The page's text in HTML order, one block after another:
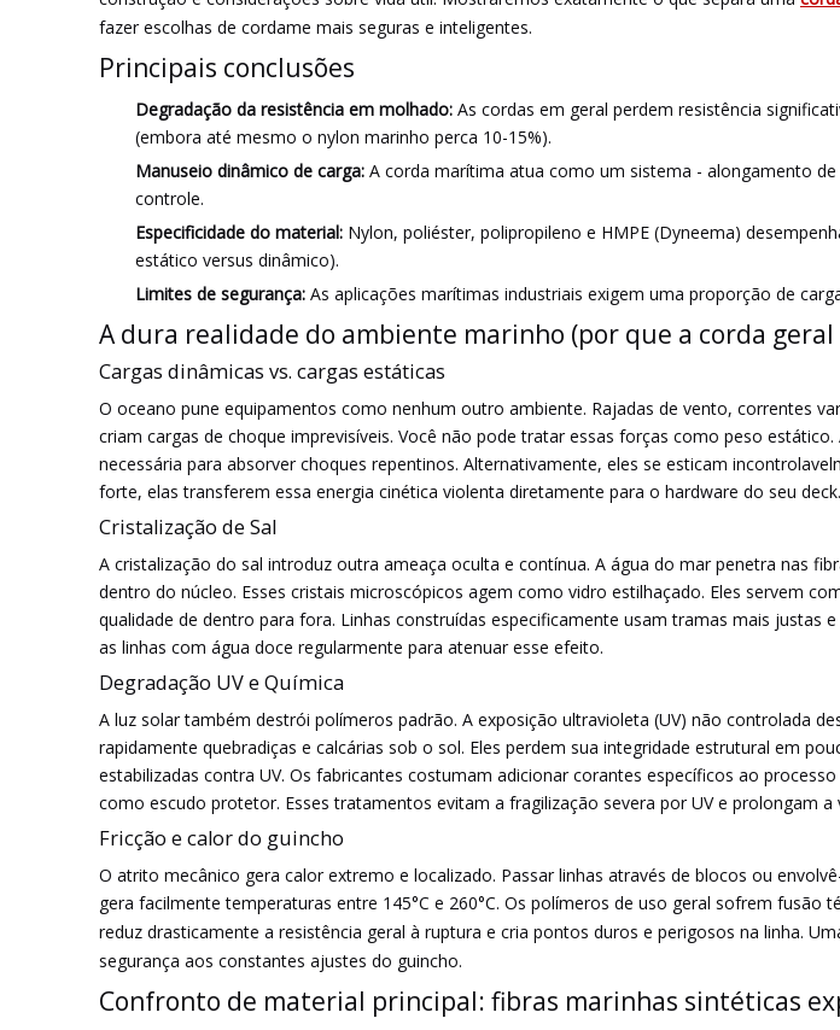
fazer escolhas de cordame mais seguras e inteligentes.
Principais conclusões
Degradação da resistência em molhado: As cordas em geral perdem resistência
(embora até mesmo o nylon marinho perca 10-15%).
Manuseio dinâmico de carga: A corda marítima atua como um sistema - alongamento
controle.
Especificidade do material: Nylon, poliéster, polipropileno e HMPE (Dyneema)
estático versus dinâmico).
Limites de segurança: As aplicações marítimas industriais exigem uma proporção de
A dura realidade do ambiente marinho (por que a corda
Cargas dinâmicas vs. cargas estáticas
O oceano pune equipamentos como nenhum outro ambiente. Rajadas de vento, correntes
criam cargas de choque imprevisíveis. Você não pode tratar essas forças como peso
necessária para absorver choques repentinos. Alternativamente, eles se esticam
forte, elas transferem essa energia cinética violenta diretamente para o hardware do seu
Cristalização de Sal
A cristalização do sal introduz outra ameaça oculta e contínua. A água do mar penetra nas
dentro do núcleo. Esses cristais microscópicos agem como vidro estilhaçado. Eles servem
qualidade de dentro para fora. Linhas construídas especificamente usam tramas mais
as linhas com água doce regularmente para atenuar esse efeito.
Degradação UV e Química
A luz solar também destrói polímeros padrão. A exposição ultravioleta (UV) não controlada
rapidamente quebradiças e calcárias sob o sol. Eles perdem sua integridade estrutural em
estabilizadas contra UV. Os fabricantes costumam adicionar corantes específicos ao
como escudo protetor. Esses tratamentos evitam a fragilização severa por UV e prolongam a
Fricção e calor do guincho
O atrito mecânico gera calor extremo e localizado. Passar linhas através de blocos ou
gera facilmente temperaturas entre 145°C e 260°C. Os polímeros de uso geral sofrem
reduz drasticamente a resistência geral à ruptura e cria pontos duros e perigosos na linha.
segurança aos constantes ajustes do guincho.
Confronto de material principal: fibras marinhas sintéticas